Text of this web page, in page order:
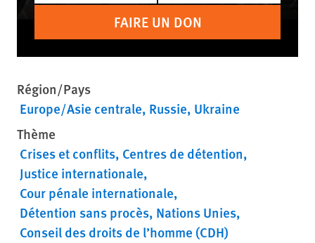
FAIRE UN DON
Région/Pays
Europe/Asie centrale Russie Ukraine
Thème
Crises et conflits Centres de détention
Justice internationale
Cour pénale internationale
Détention sans procès Nations Unies
Conseil des droits de l’homme (CDH)